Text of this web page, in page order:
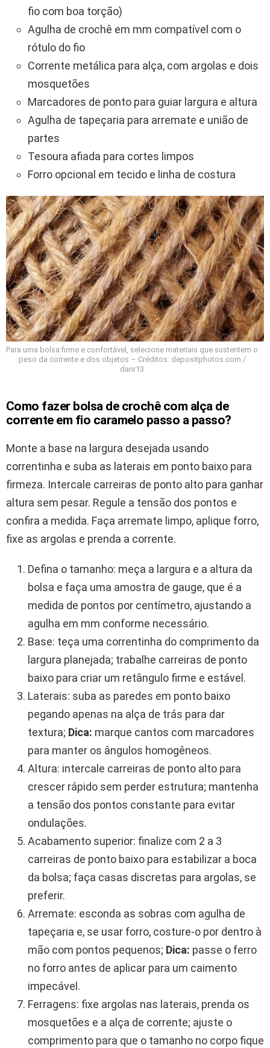
fio com boa torção)
Agulha de crochê em mm compatível com o
rótulo do fio
Corrente metálica para alça, com argolas e dois
mosquetões
Marcadores de ponto para guiar largura e altura
Agulha de tapeçaria para arremate e união de
partes
Tesoura afiada para cortes limpos
Forro opcional em tecido e linha de costura
Para uma bolsa firme e confortável, selecione materiais que sustentem o
peso da corrente e dos objetos – Créditos: depositphotos.com /
danr13
Como fazer bolsa de crochê com alça de
corrente em fio caramelo passo a passo?
Monte a base na largura desejada usando
correntinha e suba as laterais em ponto baixo para
firmeza. Intercale carreiras de ponto alto para ganhar
altura sem pesar. Regule a tensão dos pontos e
confira a medida. Faça arremate limpo, aplique forro,
fixe as argolas e prenda a corrente.
Defina o tamanho: meça a largura e a altura da
bolsa e faça uma amostra de gauge, que é a
medida de pontos por centímetro, ajustando a
agulha em mm conforme necessário.
Base: teça uma correntinha do comprimento da
largura planejada; trabalhe carreiras de ponto
baixo para criar um retângulo firme e estável.
Laterais: suba as paredes em ponto baixo
pegando apenas na alça de trás para dar
textura; Dica: marque cantos com marcadores
para manter os ângulos homogêneos.
Altura: intercale carreiras de ponto alto para
crescer rápido sem perder estrutura; mantenha
a tensão dos pontos constante para evitar
ondulações.
Acabamento superior: finalize com 2 a 3
carreiras de ponto baixo para estabilizar a boca
da bolsa; faça casas discretas para argolas, se
preferir.
Arremate: esconda as sobras com agulha de
tapeçaria e, se usar forro, costure-o por dentro à
mão com pontos pequenos; Dica: passe o ferro
no forro antes de aplicar para um caimento
impecável.
Ferragens: fixe argolas nas laterais, prenda os
mosquetões e a alça de corrente; ajuste o
comprimento para que o tamanho no corpo fique